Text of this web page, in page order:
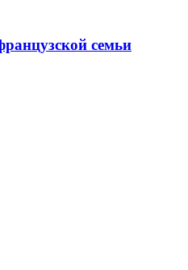
семьи